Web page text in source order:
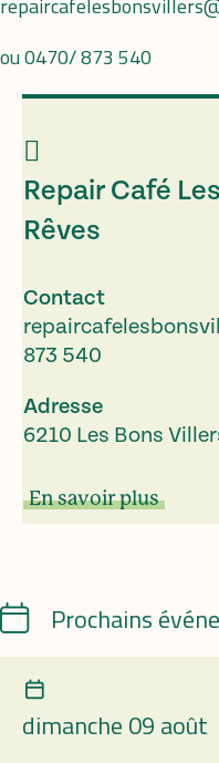
ou 0470/ 873 540
Repair Café
Rêves
Contact
873 540
Adresse
6210 Les Bons
En savoir plus
CalendrierProchains
dimanche 09 août